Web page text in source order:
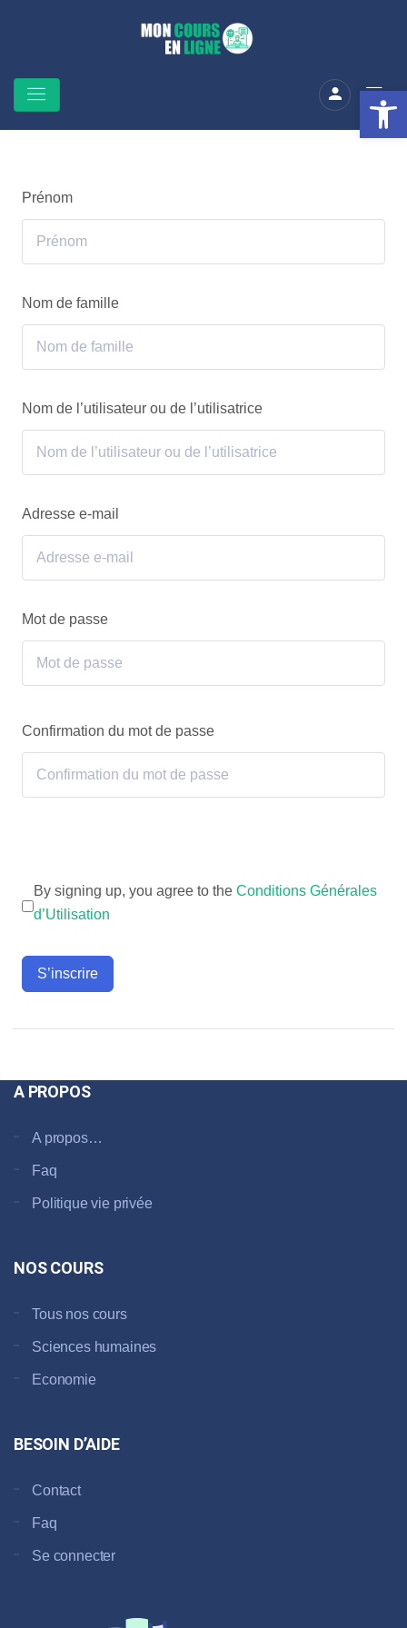
Prénom
Nom de famille
Nom de l’utilisateur ou de l’utilisatrice
Adresse e-mail
Mot de passe
Confirmation du mot de passe
By signing up, you agree to the Conditions Générales
d’Utilisation
S’inscrire
A PROPOS
A propos…
Faq
Politique vie privée
NOS COURS
Tous nos cours
Sciences humaines
Economie
BESOIN D’AIDE
Contact
Faq
Se connecter